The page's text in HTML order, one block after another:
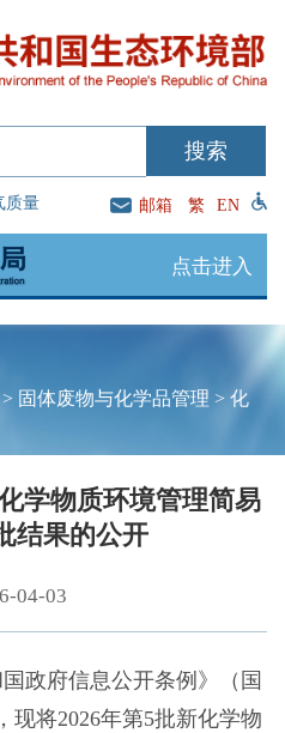
质量 邮箱 繁 EN
点击进入
固体废物与化学品管理 > 化
学物质环境管理简易
结果的公开
04-03
府信息公开条例》（国
现将2026年第5批新化学物